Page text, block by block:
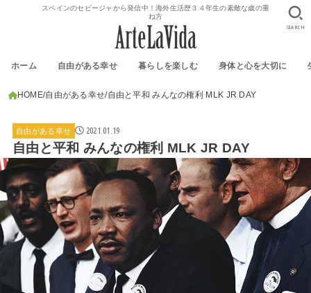
スペインのセビージャから発信中！海外生活歴３４年生の素敵な歳の重
ね方
ホーム 自由がある幸せ 暮らしを楽しむ 身体と心を大切に
SEARCH
HOME 自由がある幸せ 自由と平和 みんなの権利 MLK JR DAY
自由がある幸せ 2021.01.19
自由と平和 みんなの権利 MLK JR DAY